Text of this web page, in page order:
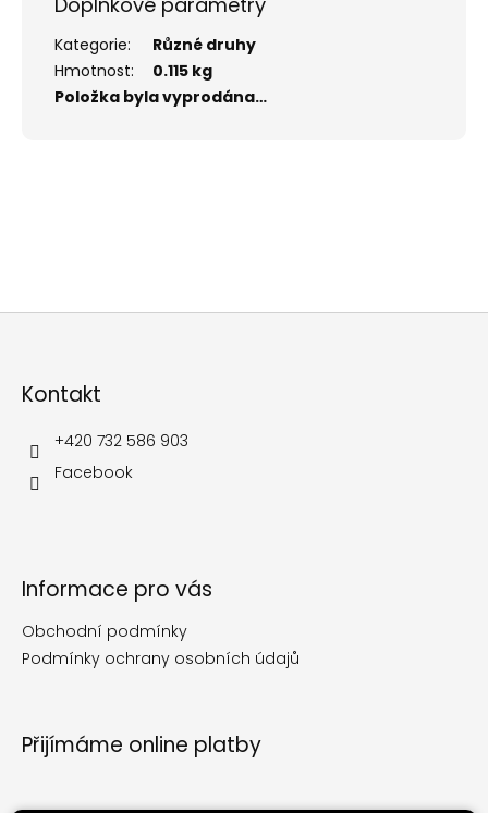
Kategorie:
Různé druhy
Hmotnost:
0.115 kg
Položka byla vyprodána…
Z
Kontakt
+420 732 586 903
Facebook
Informace pro vás
Obchodní podmínky
Podmínky ochrany osobních údajů
Přijímáme online platby